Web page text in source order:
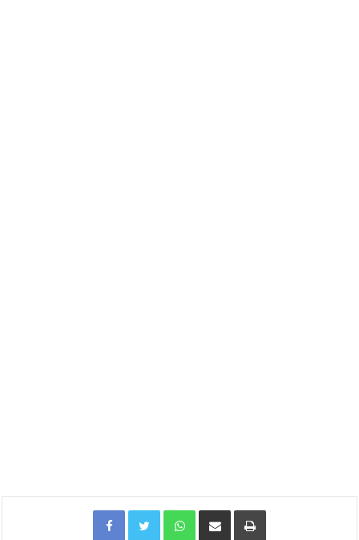
Facebook Twitter WhatsApp